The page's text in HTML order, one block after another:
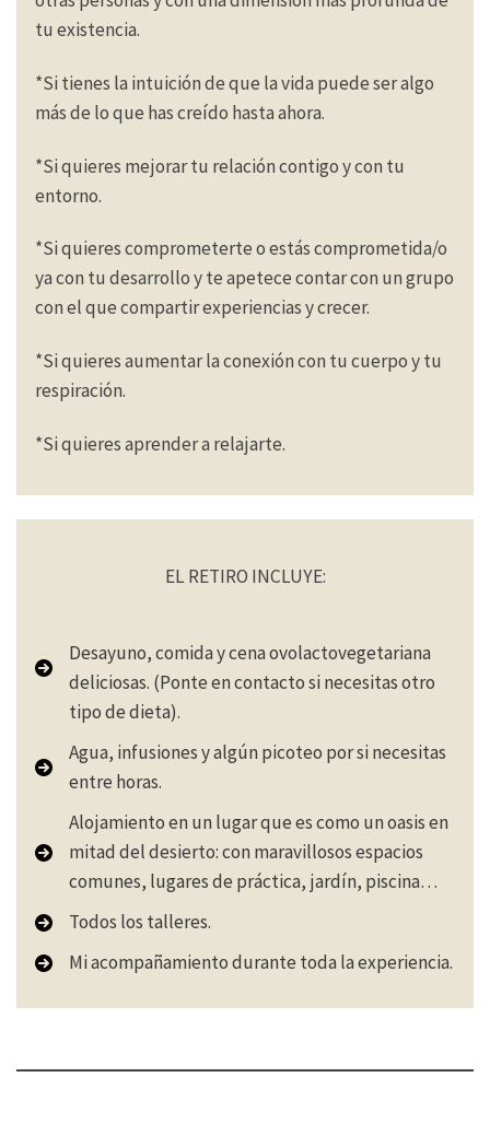
tu existencia.
*Si tienes la intuición de que la vida puede ser algo
más de lo que has creído hasta ahora.
*Si quieres mejorar tu relación contigo y con tu
entorno.
*Si quieres comprometerte o estás comprometida/o
ya con tu desarrollo y te apetece contar con un grupo
con el que compartir experiencias y crecer.
*Si quieres aumentar la conexión con tu cuerpo y tu
respiración.
*Si quieres aprender a relajarte.
EL RETIRO INCLUYE:
Desayuno, comida y cena ovolactovegetariana
deliciosas. (Ponte en contacto si necesitas otro
tipo de dieta).
Agua, infusiones y algún picoteo por si necesitas
entre horas.
Alojamiento en un lugar que es como un oasis en
mitad del desierto: con maravillosos espacios
comunes, lugares de práctica, jardín, piscina…
Todos los talleres.
Mi acompañamiento durante toda la experiencia.